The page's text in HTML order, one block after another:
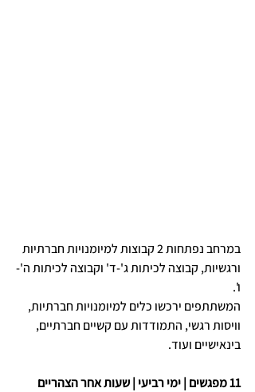
במרחב נפתחות 2 קבוצות למיומנויות חברתיות
ורגשיות, קבוצה לכיתות ג'-ד' וקבוצה לכיתות ה'-
ו'.
המשתתפים ירכשו כלים למיומנויות חברתיות,
וויסות רגשי, התמודדות עם קשיים חברתיים,
בינאישיים ועוד.
11 מפגשים | ימי רביעי | שעות אחר הצהריים